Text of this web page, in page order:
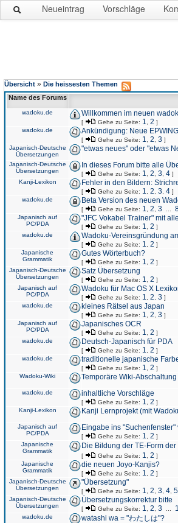
Neueintrag Vorschläge
Übersicht » Die heissesten Themen
Name des Forums
wadoku.de Willkommen im neuen
[ Gehe zu Seite: 1 2 ]
wadoku.de
Ankündigung: Neue
[ Gehe zu Seite: 1 2 3 ]
Japanisch-Deutsche
Übersetzungen
"etwas neues" oder "etwas
Japanisch-Deutsche
Übersetzungen
In dieses Forum bitte alle
[ Gehe zu Seite: 1 2 3 4 ]
Kanji-Lexikon
Fehler in den Bildern:
[ Gehe zu Seite: 1 2 3 4 ]
wadoku.de
Beta Version des neuen
[ Gehe zu Seite: 1 2 3
Japanisch auf
PC/PDA
"JFC Vokabel Trainer" mit
[ Gehe zu Seite: 1 2 ]
wadoku.de
Wadoku-Vereinsgründung
[ Gehe zu Seite: 1 2 ]
Japanische
Grammatik
Gutes Wörterbuch?
[ Gehe zu Seite: 1 2 ]
Japanisch-Deutsche
Übersetzungen
Satz Übersetzung
[ Gehe zu Seite: 1 2 ]
Japanisch auf
PC/PDA
Wadoku für Mac OS X
[ Gehe zu Seite: 1 2 3 ]
wadoku.de
kleines Rätsel aus Japan
[ Gehe zu Seite: 1 2 3 ]
Japanisch auf
PC/PDA
Japanisches OCR
[ Gehe zu Seite: 1 2 ]
wadoku.de
Deutsch-Japanisch für PDA
[ Gehe zu Seite: 1 2 ]
wadoku.de
traditionelle japanische
[ Gehe zu Seite: 1 2 ]
Wadoku-Wiki
Temporäre Wiki-
wadoku.de inhaltliche Vorschläge
[ Gehe zu Seite: 1 2 ]
Kanji-Lexikon
Kanji Lernprojekt (mit
Japanisch auf
PC/PDA
Eingabe ins "Suchenfenster"
[ Gehe zu Seite: 1 2 ]
Japanische
Grammatik
Die Bildung der TE-Form
[ Gehe zu Seite: 1 2 ]
Japanische
Grammatik
die neuen Joyo-Kanjis?
[ Gehe zu Seite: 1 2 ]
Japanisch-Deutsche
Übersetzungen
"Übersetzung"
[ Gehe zu Seite: 1 2 3 4 5
Japanisch-Deutsche
Übersetzungen
Übersetzungskorrektur bitte
[ Gehe zu Seite: 1 2 3
wadoku.de
watashi wa = "わたしは"?